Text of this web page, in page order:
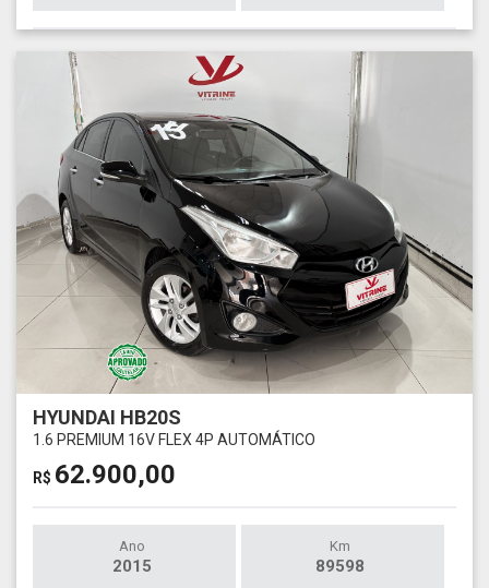
HYUNDAI HB20S
1.6 PREMIUM 16V FLEX 4P AUTOMÁTICO
R$ 62.900,00
Ano
2015
Km
89598